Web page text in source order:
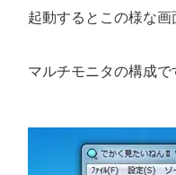
起動するとこの様な
マルチモニタの構成